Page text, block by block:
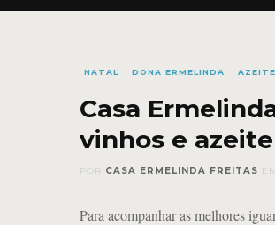
NATAL DONA ERMELINDA AZEITE
Casa
vinhos e
POR CASA ERMELINDA FREITAS
Para acompanhar as melhores